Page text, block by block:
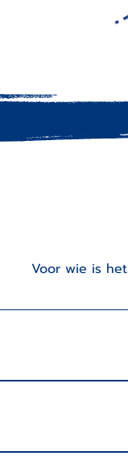
Voor wie is het